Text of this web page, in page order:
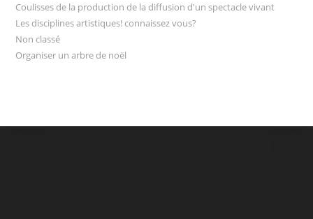
Coulisses de la production de la diffusion d'un spectacle vivant
Les disciplines artistiques! connaissez vous?
Non classé
Organiser un arbre de noël